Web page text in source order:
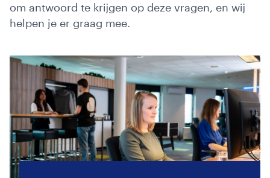
Contact
Webinars
om antwoord te krijgen op deze vragen, en wij
helpen je er graag mee.